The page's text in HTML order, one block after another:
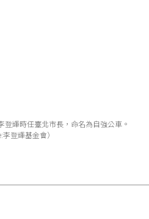
登輝時任臺北市長，命名為自強公車。
李登輝基金會）